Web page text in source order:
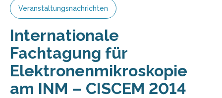
Veranstaltungsnachrichten
Internationale
Fachtagung für
Elektronenmikroskopie
am INM – CISCEM 2014